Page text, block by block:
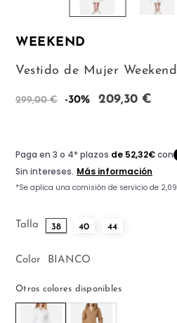
WEEKEND
Vestido de Mujer Weekend
299,00 € -30% 209,30 €
Talla 38 40 44
Color BIANCO
Otros colores disponibles